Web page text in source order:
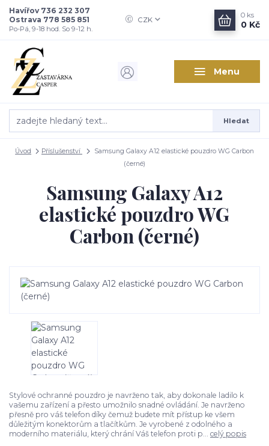
Menu
CZK
Hledat
Havířov 736 232 307
Ostrava 778 585 851
Po-Pá, 9-18 hod. So 9-12 h.
0 ks
0 Kč
Úvod Příslušenství
Samsung Galaxy A12 elastické pouzdro WG Carbon
(černé)
Samsung Galaxy A12
elastické pouzdro WG
Carbon (černé)
Stylové ochranné pouzdro je navrženo tak, aby dokonale ladilo k
vašemu zařízení a přesto umožnilo snadné ovládání. Je navrženo
přesně pro váš telefon díky čemuž budete mít přístup ke všem
důležitým konektorům a tlačítkům. Je vyrobené z odolného a
moderního materiálu, který chrání Váš telefon proti p... celý popis